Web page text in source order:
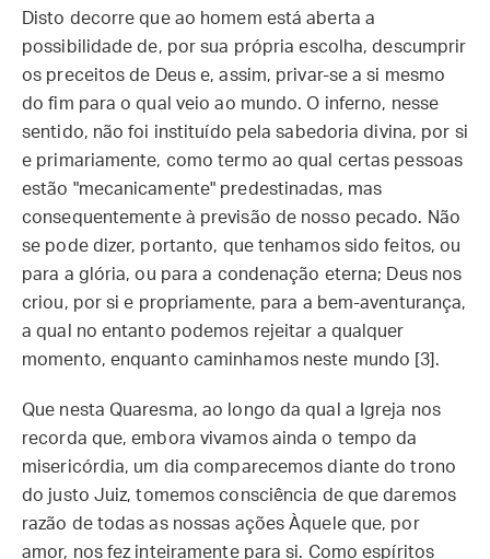
Disto decorre que ao homem está aberta a
possibilidade de, por sua própria escolha, descumprir
os preceitos de Deus e, assim, privar-se a si mesmo
do fim para o qual veio ao mundo. O inferno, nesse
sentido, não foi instituído pela sabedoria divina, por si
e primariamente, como termo ao qual certas pessoas
estão "mecanicamente" predestinadas, mas
consequentemente à previsão de nosso pecado. Não
se pode dizer, portanto, que tenhamos sido feitos, ou
para a glória, ou para a condenação eterna; Deus nos
criou, por si e propriamente, para a bem-aventurança,
a qual no entanto podemos rejeitar a qualquer
momento, enquanto caminhamos neste mundo [3].
Que nesta Quaresma, ao longo da qual a Igreja nos
recorda que, embora vivamos ainda o tempo da
misericórdia, um dia comparecemos diante do trono
do justo Juiz, tomemos consciência de que daremos
razão de todas as nossas ações Àquele que, por
amor, nos fez inteiramente para si. Como espíritos